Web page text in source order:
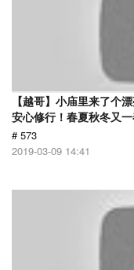
【越哥】小庙里来了个
安心修行！春夏秋冬又
# 573
2019-03-09 14:41